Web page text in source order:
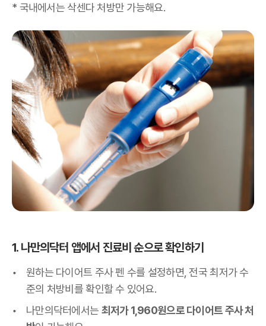
* 국내에서는 삭센다 처방만 가능해요.
1. 나만의닥터 앱에서 진료비 순으로 확인하기
원하는 다이어트 주사 펜 수를 설정하면, 전국 최저가 수
준의 처방비를 확인할 수 있어요.
나만의닥터에서는 최저가 1,960원으로 다이어트 주사 처